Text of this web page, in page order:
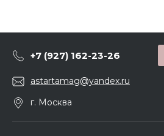
+7 (927) 162-23-26
astartamag@yandex.ru
г. Москва